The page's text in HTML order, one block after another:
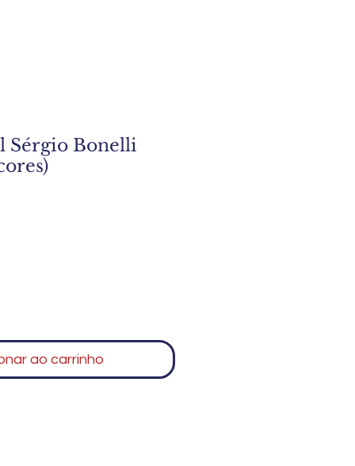
Sérgio Bonelli
ao carrinho